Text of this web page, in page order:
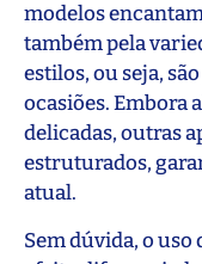
modelos
também pela
estilos, ou seja,
ocasiões. Embora
delicadas, outras
estruturados,
atual.
Sem dúvida, o